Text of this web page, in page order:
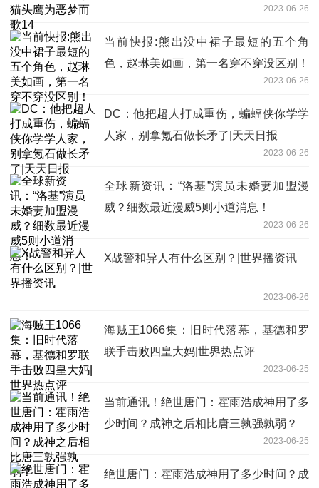
2023-06-26
当前快报:熊出没中裙子最短的五个角
色，赵琳美如画，第一名穿不穿没区别！
2023-06-26
DC：他把超人打成重伤，蝙蝠侠你学学
人家，别拿氪石做长矛了|天天日报
2023-06-26
全球新资讯：“洛基”演员未婚妻加盟漫
威？细数最近漫威5则小道消息！
2023-06-26
X战警和异人有什么区别？|世界播资讯
2023-06-26
海贼王1066集：旧时代落幕，基德和罗
联手击败四皇大妈|世界热点评
2023-06-25
当前通讯！绝世唐门：霍雨浩成神用了多
少时间？成神之后相比唐三孰强孰弱？
2023-06-25
绝世唐门：霍雨浩成神用了多少时间？成